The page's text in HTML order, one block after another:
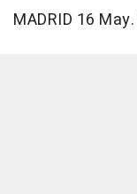
MADRID 16